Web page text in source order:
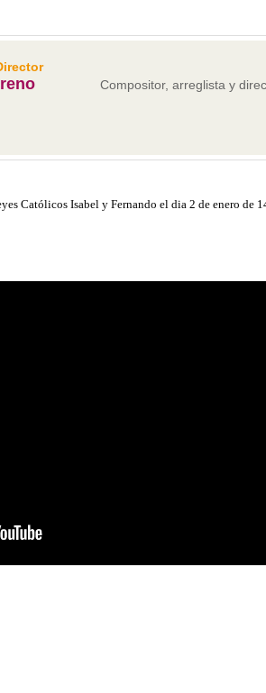
Compositor, arreglista y
Católicos Isabel y Fernando el dia 2 de enero de